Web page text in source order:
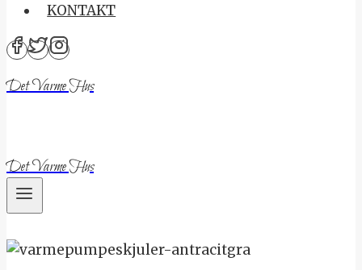
KONTAKT
Det Varme Hus
Det Varme Hus